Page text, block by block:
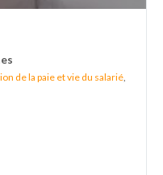
de la paie et vie du salarié,